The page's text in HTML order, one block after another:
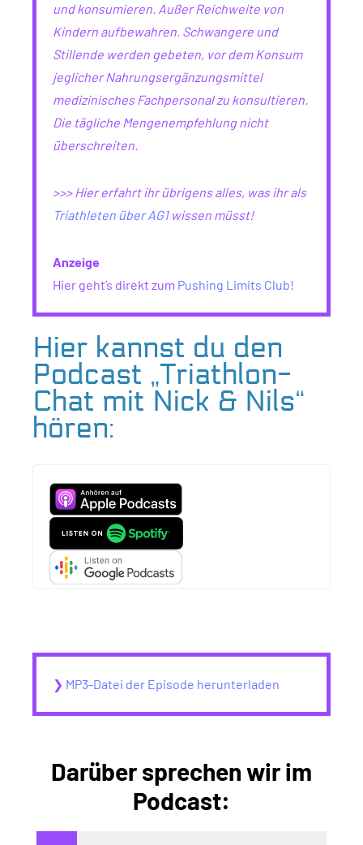
und konsumieren. Außer Reichweite von
Kindern aufbewahren. Schwangere und
Stillende werden gebeten, vor dem Konsum
jeglicher Nahrungsergänzungsmittel
medizinisches Fachpersonal zu konsultieren.
Die tägliche Mengenempfehlung nicht
überschreiten.
>>> Hier erfahrt ihr übrigens alles, was ihr als
Triathleten über AG1wissen müsst!
Anzeige
Hier geht’s direkt zum Pushing Limits Club!
Hier kannst du den
Podcast „Triathlon-
Chat mit Nick & Nils“
hören:
❯ MP3-Datei der Episode herunterladen
Darüber sprechen wir im
Podcast: